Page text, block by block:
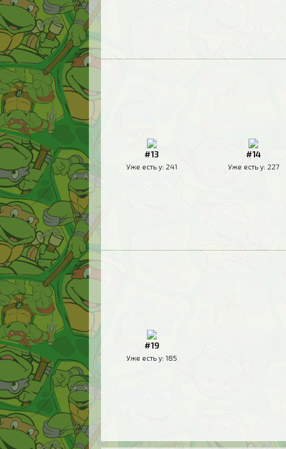
#13
Уже есть у: 241
#14
Уже есть у: 227
#19
Уже есть у: 185